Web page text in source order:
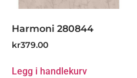
Harmoni 280844
kr379.00
Legg i handlekurv